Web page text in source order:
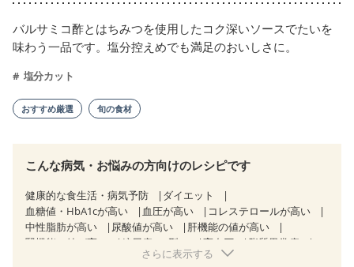
バルサミコ酢とはちみつを使用したコク深いソースでたいを
味わう一品です。塩分控えめでも満足のおいしさに。
塩分カット
おすすめ厳選 旬の食材
こんな病気・お悩みの方向けのレシピです
健康的な食生活・病気予防
ダイエット
血糖値・HbA1cが高い
血圧が高い
コレステロールが高い
中性脂肪が高い
尿酸値が高い
肝機能の値が高い
腎機能の値が高い
糖尿病（2型） 高血圧
脂質異常症
狭心症 心筋梗塞
さらに表示する